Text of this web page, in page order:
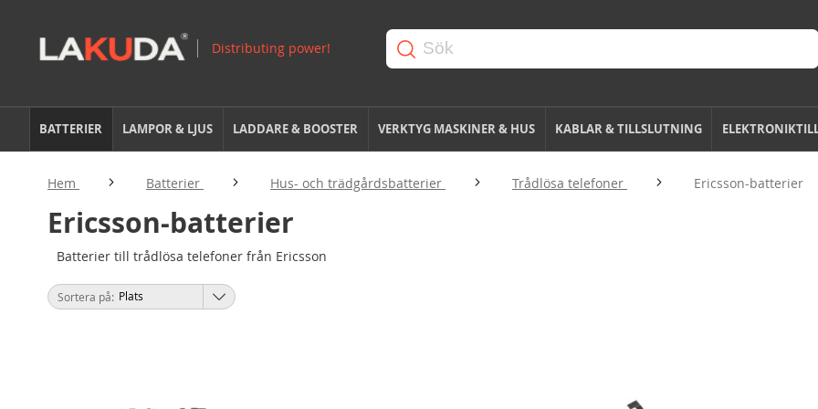
BATTERIER LAMPOR & LJUS LADDARE & BOOSTER VERKTYG MASKINER & HUS KABLAR & TILLSLUTNING
Hem Batterier Hus- och trädgårdsbatterier Trådlösa telefoner Ericsson-batterier
Ericsson-batterier
Batterier till trådlösa telefoner från Ericsson
Sortera på